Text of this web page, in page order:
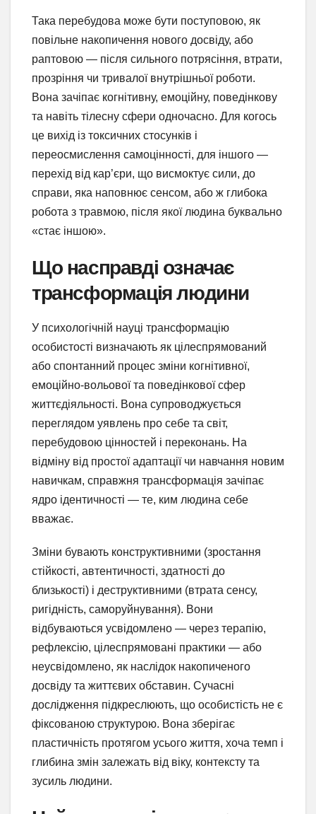
Така перебудова може бути поступовою, як
повільне накопичення нового досвіду, або
раптовою — після сильного потрясіння, втрати,
прозріння чи тривалої внутрішньої роботи.
Вона зачіпає когнітивну, емоційну, поведінкову
та навіть тілесну сфери одночасно. Для когось
це вихід із токсичних стосунків і
переосмислення самоцінності, для іншого —
перехід від кар’єри, що висмоктує сили, до
справи, яка наповнює сенсом, або ж глибока
робота з травмою, після якої людина буквально
«стає іншою».
Що насправді означає
трансформація людини
У психологічній науці трансформацію
особистості визначають як цілеспрямований
або спонтанний процес зміни когнітивної,
емоційно-вольової та поведінкової сфер
життєдіяльності. Вона супроводжується
переглядом уявлень про себе та світ,
перебудовою цінностей і переконань. На
відміну від простої адаптації чи навчання новим
навичкам, справжня трансформація зачіпає
ядро ідентичності — те, ким людина себе
вважає.
Зміни бувають конструктивними (зростання
стійкості, автентичності, здатності до
близькості) і деструктивними (втрата сенсу,
ригідність, саморуйнування). Вони
відбуваються усвідомлено — через терапію,
рефлексію, цілеспрямовані практики — або
неусвідомлено, як наслідок накопиченого
досвіду та життєвих обставин. Сучасні
дослідження підкреслюють, що особистість не є
фіксованою структурою. Вона зберігає
пластичність протягом усього життя, хоча темп і
глибина змін залежать від віку, контексту та
зусиль людини.